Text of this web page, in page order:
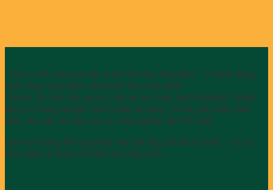
– Đơn vị thi công sơn sàn & sân thể thao hàng đầu – 10 năm đồng
hành cùng hàng nghìn công trình trên toàn quốc.
Chuyên thi công sơn epoxy, mài sàn bê tông, sân Pickleball, Tennis,
bóng rổ, bóng chuyền, nhà thi đấu đa năng… với hệ giải pháp toàn
diện, phù hợp mọi nhu cầu từ công nghiệp đến thể thao.
Cam kết mang đến giải pháp sàn bền đẹp, chuẩn kỹ thuật – tối ưu
hiệu năng sử dụng và thẩm mỹ công trình.